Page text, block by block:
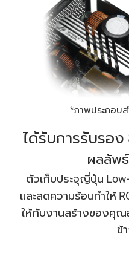
*ภาพประกอบ
ได้รับการรับรอง
ผลลัพ
ตัวเก็บประจุญี่ปุ่น
และลดความร้อนทําให้
ให้กับงานสร้างของคุณ
ข้